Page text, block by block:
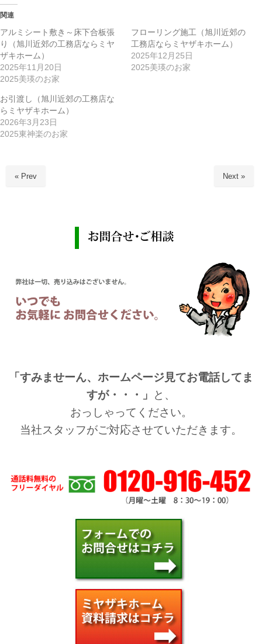
関連
アルミシート敷き～床下合板張
り（旭川近郊の工務店ならミヤ
ザキホーム）
2025年11月20日
2025美瑛のお家
フローリング施工（旭川近郊の
工務店ならミヤザキホーム）
2025年12月25日
2025美瑛のお家
お引渡し（旭川近郊の工務店な
らミヤザキホーム）
2026年3月23日
2025東神楽のお家
« Prev Next »
「すみませーん、ホームページ見てお電話してま
すが・・・」
と、
おっしゃってください。
当社スタッフがご対応させていただきます。